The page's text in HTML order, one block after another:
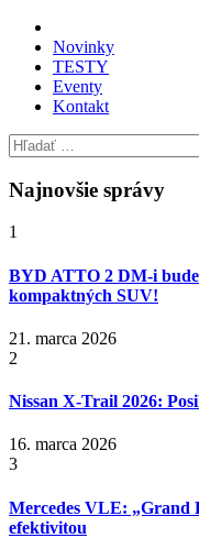
Novinky
TESTY
Eventy
Kontakt
Hľadať:
Najnovšie správy
1
BYD ATTO 2 DM-i
kompaktných SUV!
21. marca 2026
2
Nissan X‑Trail 2026:
16. marca 2026
3
Mercedes VLE: „Grand
efektivitou